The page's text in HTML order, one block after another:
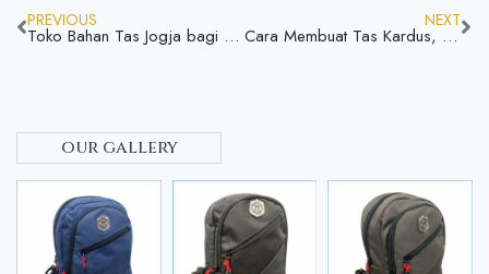
PREVIOUS
Toko Bahan Tas Jogja bagi kalian yang ingin mencari
NEXT
Cara Membuat Tas Kardus, yang Simpel dan Mudah
our gallery